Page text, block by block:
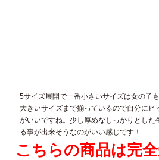
5サイズ展開で一番小さいサイズは女の子
大きいサイズまで揃っているので自分に
がいいですね。少し厚めなしっかりとし
る事が出来そうなのがいい感じです！
こちらの商品は完